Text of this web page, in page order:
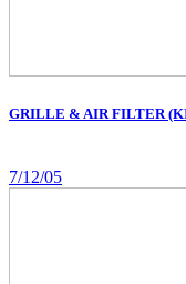
GRILLE & AIR FILTER
7/12/05